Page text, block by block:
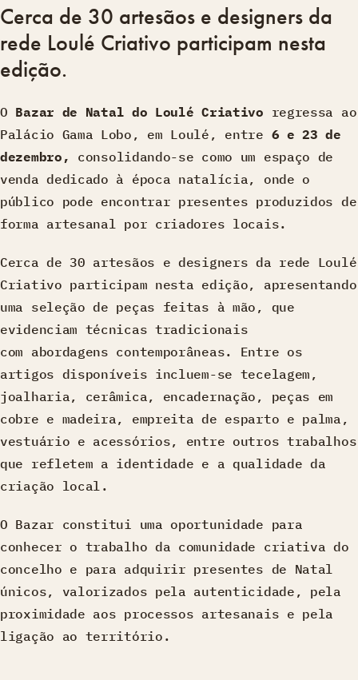
Cerca de 30 artesãos e designers da
rede Loulé Criativo participam nesta
edição.
O Bazar de Natal do Loulé Criativo regressa ao
Palácio Gama Lobo, em Loulé, entre 6 e 23 de
dezembro,
consolidando-se como um espaço de
venda dedicado à época natalícia, onde o
público pode encontrar presentes produzidos de
forma artesanal por criadores locais.
Cerca de 30 artesãos e designers da rede Loulé
Criativo participam nesta edição, apresentando
uma seleção de peças feitas à mão, que
evidenciam técnicas tradicionais
com abordagens contemporâneas. Entre os
artigos disponíveis incluem-se tecelagem,
joalharia, cerâmica, encadernação, peças em
cobre e madeira, empreita de esparto e palma,
vestuário e acessórios, entre outros trabalhos
que refletem a identidade e a qualidade da
criação local.
O Bazar constitui uma oportunidade para
conhecer o trabalho da comunidade criativa do
concelho e para adquirir presentes de Natal
únicos, valorizados pela autenticidade, pela
proximidade aos processos artesanais e pela
ligação ao território.